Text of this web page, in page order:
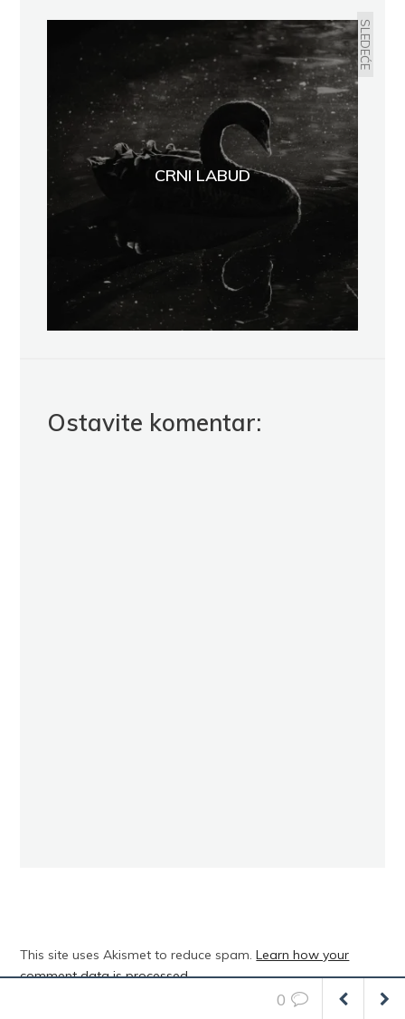
KARL POPER SLEDEĆE
CRNI LABUD
Ostavite komentar:
This site uses Akismet to reduce spam.Learn how your
comment data is processed.
NAJPOSJEĆENIJI ČLANCI
0